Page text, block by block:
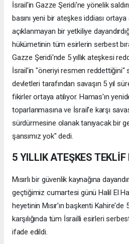
İsrail'in Gazze Şeridi'ne yönelik
basını yeni bir ateşkes iddiası ortaya
açıklanmayan bir yetkiliye
hükümetinin tüm esirlerin serbest
Gazze Şeridi'nde 5 yıllık ateşkesi
İsrail'in "öneriyi resmen reddettiğini"
devletleri tarafından savaşın 5 yıl
fikirler ortaya atılıyor. Hamas'ın
toparlanmasına ve İsrail'e karşı
sürdürmesine olanak tanıyacak bir
şansımız yok" dedi.
5 YILLIK ATEŞKES
Mısırlı bir güvenlik kaynağına
geçtiğimiz cumartesi günü Halil El
heyetinin Mısır'ın başkenti Kahire'de
karşılığında tüm İsrailli esirleri
ifade edildi.